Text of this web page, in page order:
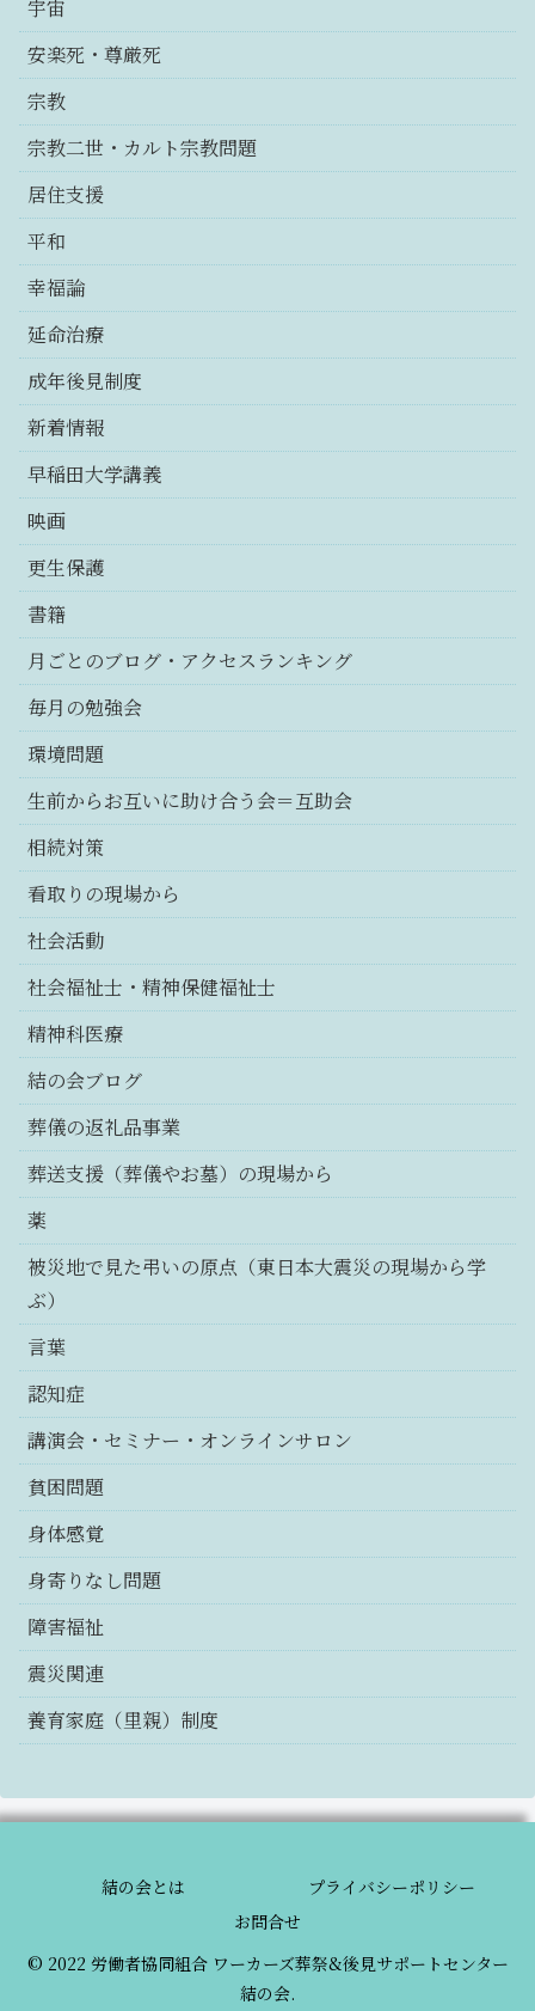
宇宙
安楽死・尊厳死
宗教
宗教二世・カルト宗教問題
居住支援
平和
幸福論
延命治療
成年後見制度
新着情報
早稲田大学講義
映画
更生保護
書籍
月ごとのブログ・アクセスランキング
毎月の勉強会
環境問題
生前からお互いに助け合う会＝互助会
相続対策
看取りの現場から
社会活動
社会福祉士・精神保健福祉士
精神科医療
結の会ブログ
葬儀の返礼品事業
葬送支援（葬儀やお墓）の現場から
薬
被災地で見た弔いの原点（東日本大震災の現場から学
ぶ）
言葉
認知症
講演会・セミナー・オンラインサロン
貧困問題
身体感覚
身寄りなし問題
障害福祉
震災関連
養育家庭（里親）制度
結の会とは
プライバシーポリシー
お問合せ
© 2022 労働者協同組合 ワーカーズ葬祭&後見サポートセンター
結の会.